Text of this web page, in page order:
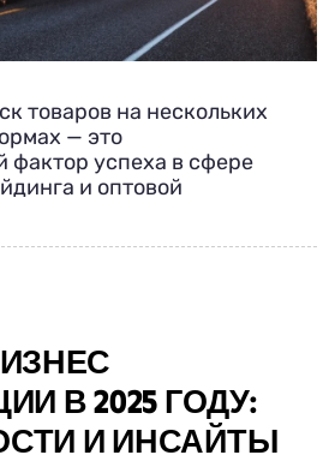
товаров на нескольких
— это
фактор успеха в сфере
и оптовой
В 2025 ГОДУ:
И ИНСАЙТЫ